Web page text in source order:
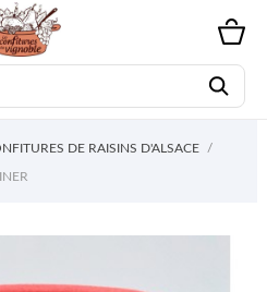
DE RAISINS D'ALSACE